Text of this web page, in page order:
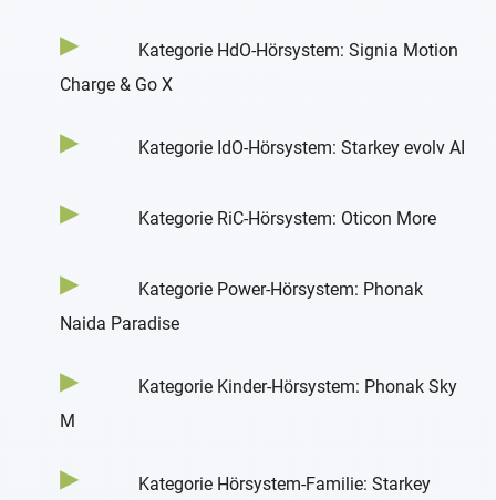
Kategorie HdO-Hörsystem: Signia Motion
Charge & Go X
Kategorie IdO-Hörsystem: Starkey evolv AI
Kategorie RiC-Hörsystem: Oticon More
Kategorie Power-Hörsystem: Phonak
Naida Paradise
Kategorie Kinder-Hörsystem: Phonak Sky
M
Kategorie Hörsystem-Familie: Starkey